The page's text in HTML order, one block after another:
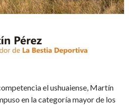
el ushuaiense, Martín
en la categoría mayor de los